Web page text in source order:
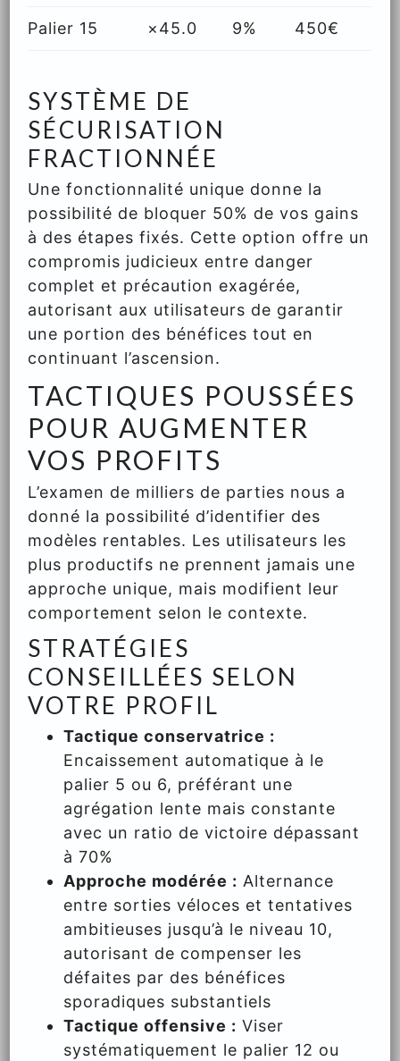
Palier 15 ×45.0 9% 450€
SYSTÈME DE
SÉCURISATION
FRACTIONNÉE
Une fonctionnalité unique donne la
possibilité de bloquer 50% de vos gains
à des étapes fixés. Cette option offre un
compromis judicieux entre danger
complet et précaution exagérée,
autorisant aux utilisateurs de garantir
une portion des bénéfices tout en
continuant l’ascension.
TACTIQUES POUSSÉES
POUR AUGMENTER
VOS PROFITS
L’examen de milliers de parties nous a
donné la possibilité d’identifier des
modèles rentables. Les utilisateurs les
plus productifs ne prennent jamais une
approche unique, mais modifient leur
comportement selon le contexte.
STRATÉGIES
CONSEILLÉES SELON
VOTRE PROFIL
Tactique conservatrice :
Encaissement automatique à le
palier 5 ou 6, préférant une
agrégation lente mais constante
avec un ratio de victoire dépassant
à 70%
Approche modérée : Alternance
entre sorties véloces et tentatives
ambitieuses jusqu’à le niveau 10,
autorisant de compenser les
défaites par des bénéfices
sporadiques substantiels
Tactique offensive : Viser
systématiquement le palier 12 ou